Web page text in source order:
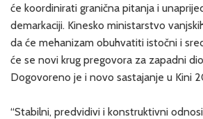
će koordinirati granična pitanja i
demarkaciji. Kinesko ministarstvo
da će mehanizam obuhvatiti istočni i
će se novi krug pregovora za zapadni
Dogovoreno je i novo sastajanje u Kini
“Stabilni, predvidivi i konstruktivni